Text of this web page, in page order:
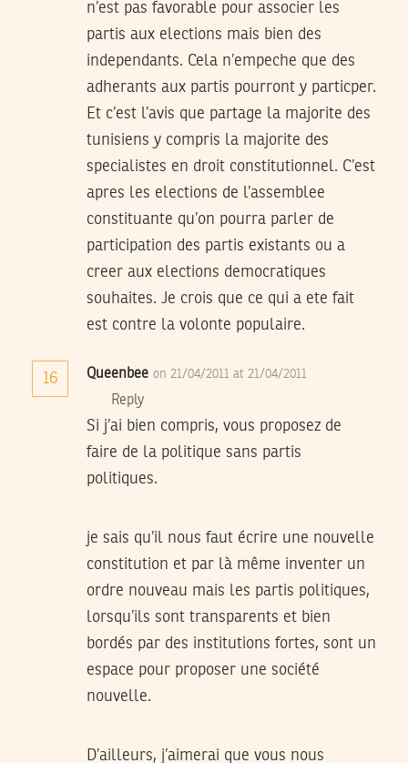
n’est pas favorable pour associer les
partis aux elections mais bien des
independants. Cela n’empeche que des
adherants aux partis pourront y particper.
Et c’est l’avis que partage la majorite des
tunisiens y compris la majorite des
specialistes en droit constitutionnel. C’est
apres les elections de l’assemblee
constituante qu’on pourra parler de
participation des partis existants ou a
creer aux elections democratiques
souhaites. Je crois que ce qui a ete fait
est contre la volonte populaire.
16 Queenbee on 21/04/2011 at 21/04/2011
Reply
Si j’ai bien compris, vous proposez de
faire de la politique sans partis
politiques.
je sais qu’il nous faut écrire une nouvelle
constitution et par là même inventer un
ordre nouveau mais les partis politiques,
lorsqu’ils sont transparents et bien
bordés par des institutions fortes, sont un
espace pour proposer une société
nouvelle.
D’ailleurs, j’aimerai que vous nous